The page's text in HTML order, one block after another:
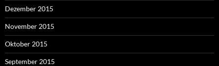
Dezember 2015
November 2015
Oktober 2015
September 2015